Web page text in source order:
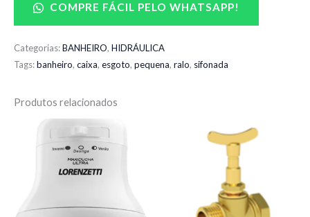
COMPRE FÁCIL PELO WHATSAPP!
Categorias:BANHEIRO, HIDRÁULICA
Tags:banheiro, caixa, esgoto, pequena, ralo, sifonada
Produtos relacionados